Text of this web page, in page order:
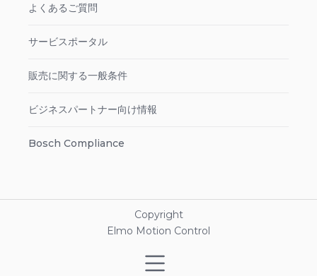
よくあるご質問
サービスポータル
販売に関する一般条件
ビジネスパートナー向け情報
Bosch Compliance
Copyright
Elmo Motion Control